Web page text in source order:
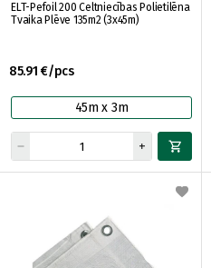
ELT-Pefoil 200 Celtniecības Polietilēna
Tvaika Plēve 135m2 (3x45m)
85.91 €/pcs
45m x 3m